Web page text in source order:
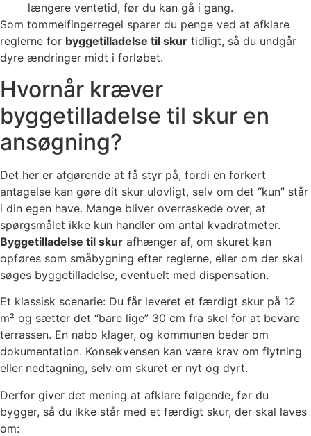
længere ventetid, før du kan gå i gang.
Som tommelfingerregel sparer du penge ved at afklare
reglerne for byggetilladelse til skur tidligt, så du undgår
dyre ændringer midt i forløbet.
Hvornår kræver
byggetilladelse til skur en
ansøgning?
Det her er afgørende at få styr på, fordi en forkert
antagelse kan gøre dit skur ulovligt, selv om det “kun” står
i din egen have. Mange bliver overraskede over, at
spørgsmålet ikke kun handler om antal kvadratmeter.
Byggetilladelse til skur afhænger af, om skuret kan
opføres som småbygning efter reglerne, eller om der skal
søges byggetilladelse, eventuelt med dispensation.
Et klassisk scenarie: Du får leveret et færdigt skur på 12
m² og sætter det “bare lige” 30 cm fra skel for at bevare
terrassen. En nabo klager, og kommunen beder om
dokumentation. Konsekvensen kan være krav om flytning
eller nedtagning, selv om skuret er nyt og dyrt.
Derfor giver det mening at afklare følgende, før du
bygger, så du ikke står med et færdigt skur, der skal laves
om: